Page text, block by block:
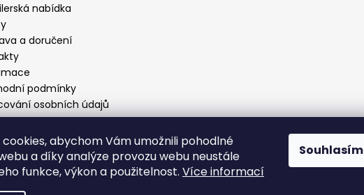
abychom Vám umožnili pohodlné
a díky analýze provozu webu neustále
funkce, výkon a použitelnost. Více informací
Souhlasím
nabídka
a doručení
podmínky
osobních údajů
Sledovat na Instagramu